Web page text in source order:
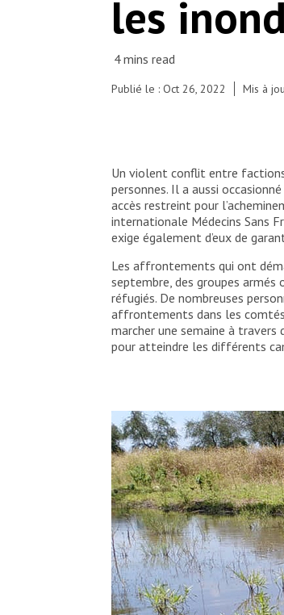
les
Publié le : Oct 26, 2022 Mis à
Un violent conflit entre
personnes. Il a aussi
accès restreint pour
internationale Médecins Sans
exige également d’eux de
Les affrontements qui ont
septembre, des groupes
réfugiés. De nombreuses
affrontements dans les
marcher une semaine à travers
pour atteindre les différents